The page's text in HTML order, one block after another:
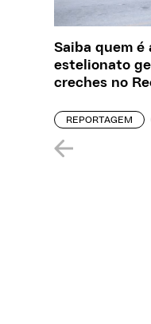
Saiba quem é
estelionato
creches no
REPORTAGEM